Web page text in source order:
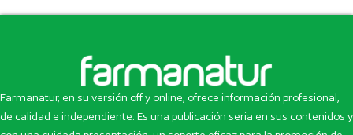
Farmanatur, en su versión off y online, ofrece información profesional,
de calidad e independiente. Es una publicación seria en sus contenidos y